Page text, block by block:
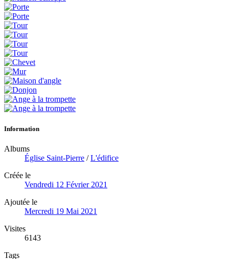
Information
Albums
Église Saint-Pierre /L'édifice
Créée le
Vendredi 12 Février 2021
Ajoutée le
Mercredi 19 Mai 2021
Visites
6143
Tags